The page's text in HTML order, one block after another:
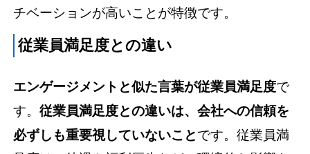
チベーションが高いことが特徴です。
従業員満足度との違い
エンゲージメントと似た言葉が従業員満足度で
す。従業員満足度との違いは、会社への信頼を
必ずしも重要視していないことです。従業員満